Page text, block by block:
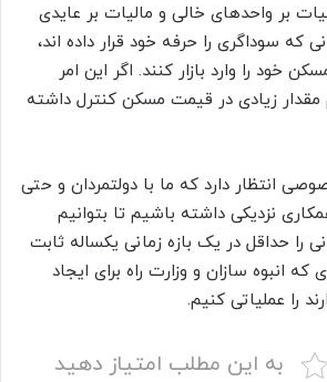
بر واحد‌های خالی و مالیات بر عایدی
سوداگری را حرفه خود قرار داده اند،
خود را وارد بازار کنند. اگر این امر
مقدار زیادی در قیمت مسکن کنترل داشته
انتظار دارد که ما با دولتمردان و حتی
نزدیکی داشته باشیم تا بتوانیم
را حداقل در یک بازه زمانی یکساله ثابت
که انبوه سازان و وزارت راه برای ایجاد
را عملیاتی کنیم.
به این مطلب امتیاز دهید